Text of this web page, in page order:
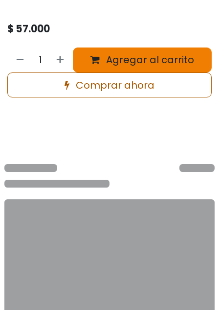
$ 57.000
Agregar al carrito
Comprar ahora